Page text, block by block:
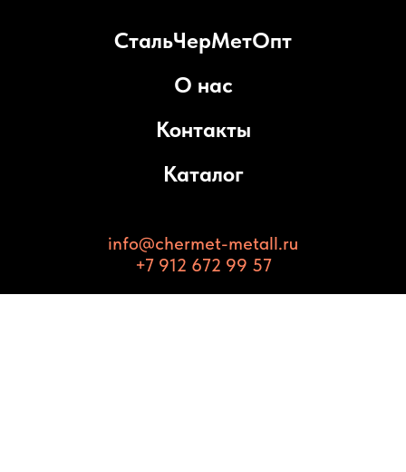
СтальЧерМетОпт
О нас
Контакты
Каталог
info@chermet-metall.ru
+7 912 672 99 57